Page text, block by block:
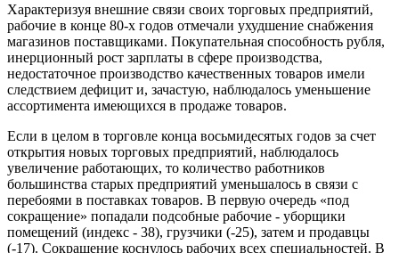
Характеризуя внешние связи своих торговых предприятий,
рабочие в конце 80-х годов отмечали ухудшение снабжения
магазинов поставщиками. Покупательная способность рубля,
инерционный рост зарплаты в сфере производства,
недостаточное производство качественных товаров имели
следствием дефицит и, зачастую, наблюдалось уменьшение
ассортимента имеющихся в продаже товаров.
Если в целом в торговле конца восьмидесятых годов за счет
открытия новых торговых предприятий, наблюдалось
увеличение работающих, то количество работников
большинства старых предприятий уменьшалось в связи с
перебоями в поставках товаров. В первую очередь «под
сокращение» попадали подсобные рабочие - уборщики
помещений (индекс - 38), грузчики (-25), затем и продавцы
(-17). Сокращение коснулось рабочих всех специальностей. В